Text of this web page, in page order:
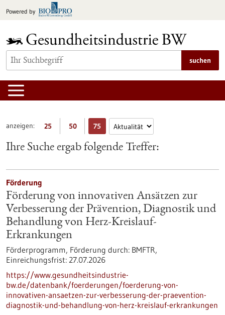
Inhalt
Powered by
suchen
anzeigen: 25 50 75
Ihre Suche ergab folgende Treffer:
Förderung
Förderung von innovativen Ansätzen zur
Verbesserung der Prävention, Diagnostik und
Behandlung von Herz-Kreislauf-
Erkrankungen
Förderprogramm, Förderung durch: BMFTR,
Einreichungsfrist: 27.07.2026
https://www.gesundheitsindustrie-
bw.de/datenbank/foerderungen/foerderung-von-
innovativen-ansaetzen-zur-verbesserung-der-praevention-
diagnostik-und-behandlung-von-herz-kreislauf-erkrankungen